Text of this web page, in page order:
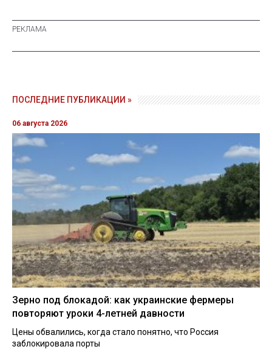
ПОСЛЕДНИЕ ПУБЛИКАЦИИ »
06 августа 2026
Зерно под блокадой: как украинские фермеры
повторяют уроки 4-летней давности
Цены обвалились, когда стало понятно, что Россия
заблокировала порты